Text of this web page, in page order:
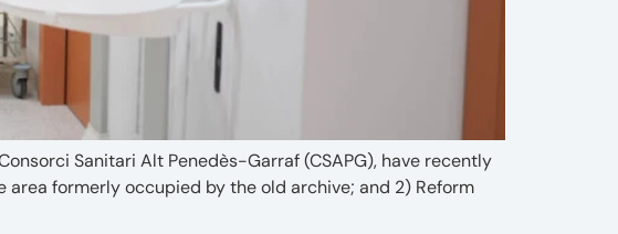
Sanitari Alt Penedès-Garraf (CSAPG), have recently
formerly occupied by the old archive; and 2) Reform